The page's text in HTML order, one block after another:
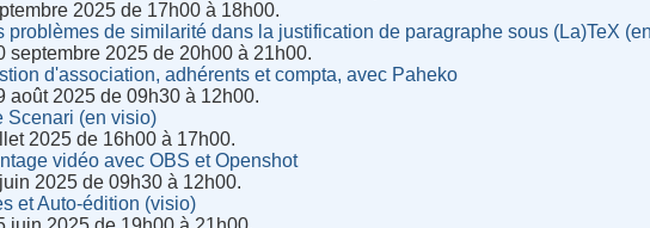
2025 de 17h00 à 18h00.
problèmes de similarité dans la justification de paragraphe sous (La)TeX
septembre 2025 de 20h00 à 21h00.
d'association, adhérents et compta, avec Paheko
août 2025 de 09h30 à 12h00.
Scenari (en visio)
2025 de 16h00 à 17h00.
vidéo avec OBS et Openshot
2025 de 09h30 à 12h00.
et Auto-édition (visio)